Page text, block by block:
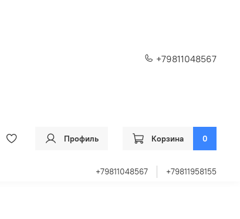
+79811048567
Профиль Корзина 0
+79811048567 +79811958155